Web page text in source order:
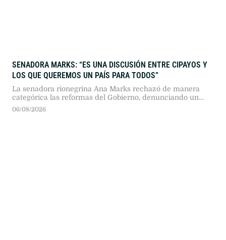
SENADORA MARKS: “ES UNA DISCUSIÓN ENTRE CIPAYOS Y
LOS QUE QUEREMOS UN PAÍS PARA TODOS”
La senadora rionegrina Ana Marks rechazó de manera
categórica las reformas del Gobierno, denunciando un
intento de “saqueo y extractivismo” sobre la Patagonia que
06/08/2026